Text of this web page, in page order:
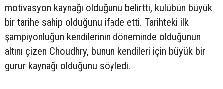
motivasyon kaynağı olduğunu belirtti, kulübün büyük
bir tarihe sahip olduğunu ifade etti. Tarihteki ilk
şampiyonluğun kendilerinin döneminde olduğunun
altını çizen Choudhry, bunun kendileri için büyük bir
gurur kaynağı olduğunu söyledi.